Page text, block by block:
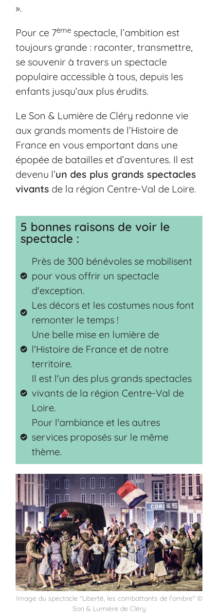
».
Pour ce 7ème spectacle, l’ambition est
toujours grande : raconter, transmettre,
se souvenir à travers un spectacle
populaire accessible à tous, depuis les
enfants jusqu’aux plus érudits.
Le Son & Lumière de Cléry redonne vie
aux grands moments de l’Histoire de
France en vous emportant dans une
épopée de batailles et d’aventures. Il est
devenu l’un des plus grands spectacles
vivants de la région Centre-Val de Loire.
5 bonnes raisons de voir le
spectacle :
Près de 300 bénévoles se mobilisent
pour vous offrir un spectacle
d'exception.
Les décors et les costumes nous font
remonter le temps !
Une belle mise en lumière de
l'Histoire de France et de notre
territoire.
Il est l'un des plus grands spectacles
vivants de la région Centre-Val de
Loire.
Pour l'ambiance et les autres
services proposés sur le même
thème.
Image du spectacle "Liberté, les combattants de l'ombre" ©
Son & Lumière de Cléry